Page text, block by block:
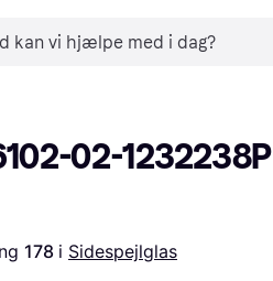
02-1232238P
178 i Sidespejlglas